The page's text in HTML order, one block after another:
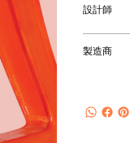
設計師
製造商